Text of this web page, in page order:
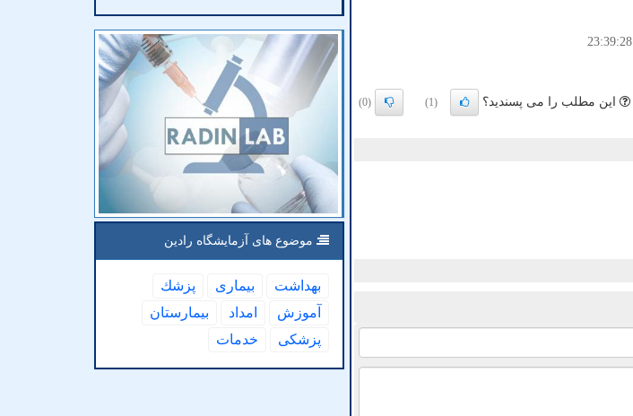
23:39:28
این مطلب را می پسندید؟ (1)
(0)
موضوع های آزمایشگاه رادین
بهداشت بیماری
پزشك
آموزش
امداد
بیمارستان
پزشكی
خدمات